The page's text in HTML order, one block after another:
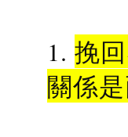
1.挽
關係